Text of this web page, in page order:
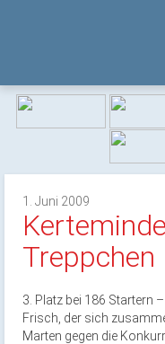
1. Juni 2009
Treppchen
3. Platz bei 186 Startern
Frisch, der sich
Marten gegen die